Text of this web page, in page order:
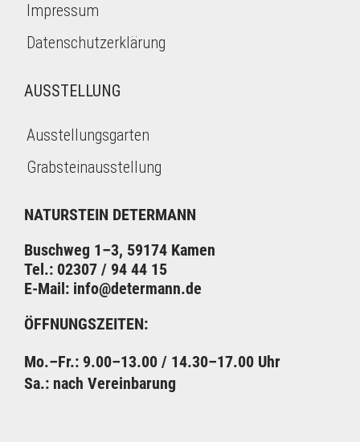
Impressum
Datenschutzerklärung
AUSSTELLUNG
Ausstellungsgarten
Grabsteinausstellung
NATURSTEIN DETERMANN
Buschweg 1–3, 59174 Kamen
Tel.: 02307 / 94 44 15
E-Mail: info@determann.de
ÖFFNUNGSZEITEN:
Mo.–Fr.: 9.00–13.00 / 14.30–17.00 Uhr
Sa.: nach Vereinbarung